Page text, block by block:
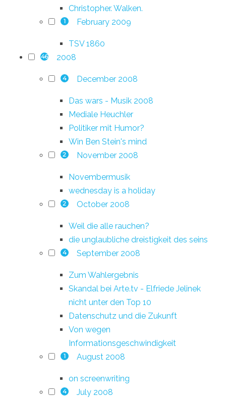
Christopher. Walken.
1 February 2009
TSV 1860
46 2008
4 December 2008
Das wars - Musik 2008
Mediale Heuchler
Politiker mit Humor?
Win Ben Stein's mind
2 November 2008
Novembermusik
wednesday is a holiday
2 October 2008
Weil die alle rauchen?
die unglaubliche dreistigkeit des seins
4 September 2008
Zum Wahlergebnis
Skandal bei Arte.tv - Elfriede Jelinek
nicht unter den Top 10
Datenschutz und die Zukunft
Von wegen
Informationsgeschwindigkeit
1 August 2008
on screenwriting
4 July 2008